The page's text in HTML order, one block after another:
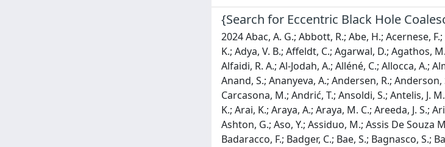
{Search for Eccentric Black Hole
2024 Abac, A. G.; Abbott, R.; Abe, H.; Acernese, F.; Ackley, K.; Adamcewicz, C.; Adhicary, S.; Adhikari, N.; Adhikari, R. X.; Adkins, V. K.; Adya, V. B.; Affeldt, C.; Agarwal, D.; Agathos, M.; Aguiar, O. D.; Aguilar, I.; Aiello, L.; Ain, A.; Ajith, P.; Akutsu, T.; Albanesi, S.; Alfaidi, R. A.; Al-Jodah, A.; Alléné, C.; Allocca, A.; Almualla, M.; Altin, P. A.; Álvarez-López, S.; Amato, A.; Amez-Droz, L.; Amorosi, A.; Anand, S.; Ananyeva, A.; Andersen, R.; Anderson, S. B.; Anderson, W. G.; Andia, M.; Ando, M.; Andrade, T.; Andres, N.; Andrés-Carcasona, M.; Andrić, T.; Ansoldi, S.; Antelis, J. M.; Antier, S.; Aoumi, M.; Apostolatos, T.; Appavuravther, E. Z.; Appert, S.; Apple, S. K.; Arai, K.; Araya, A.; Araya, M. C.; Areeda, J. S.; Aritomi, N.; Armato, F.; Arnaud, N.; Arogeti, M.; Aronson, S. M.; Arun, K. G.; Ashton, G.; Aso, Y.; Assiduo, M.; Assis De Souza Melo, S.; Aston, S. M.; Astone, P.; Aubin, F.; Aultoneal, K.; Babak, S.; Badalyan, A.; Badaracco, F.; Badger, C.; Bae, S.; Bagnasco, S.; Bai, Y.; Baier, J. G.; Bajpai, R.; Baka, T.; Ball, M.; Ballardin, G.; Ballmer, S. W.; Baltus, G.; Banagiri, S.; Banerjee, B.; Bankar, D.; Baral, P.; Barayoga, J. C.; Barber, J.; Barish, B. C.; Barker, D.; Barneo, P.; Barone, F.; Barr, B.; Barsotti, L.; Barsuglia, M.; Barta, D.; Barthelmy, S. D.; Barton, M. A.; Bartos, I.; Basak, S.; Basalaev, A.; Bassiri, R.; Basti, A.; Bawaj, M.; Baxi, P.; Bayley, J. C.; Baylor, A. C.; Bazzan, M.; Bécsy, B.; Bedakihale, V. M.; Beirnaert, F.; Bejger, M.; Bell, A. S.; Benedetto, V.; Beniwal, D.; Benoit, W.; Bentley, J. D.; Ben Yaala, M.; Bera, S.; Berbel, M.; Bergamin, F.; Berger, B. K.; Bernuzzi, S.; Beroiz, M.; Berry, C. P. L.; Bersanetti, D.; Bertolini, A.; Betzwieser, J.; Beveridge, D.; Bevins, N.; Bhandare, R.; Bhandari, A. V.; Bhardwaj, U.; Bhatt, R.; Bhattacharjee, D.; Bhaumik, S.; Bianchi, A.; Bilenko, I. A.; Bilicki, M.; Billingsley, G.; Binetti, A.; Bini, S.; Birnholtz, O.; Biscans, S.; Bischi, M.; Biscoveanu, S.; Bisht, A.; Bitossi, M.; Bizouard, M. -A.; Blackburn, J. K.; Blair, C. D.; Blair, D. G.; Bobba, F.; Bode, N.; Boër, M.; Bogaert, G.; Boileau, G.; Boldrini, M.; Bolingbroke, G. N.; Bonavena, L. D.; Bondarescu, R.; Bondu, F.; Bonilla, E.; Bonilla, G. S.; Bonnand, R.; Booker, P.; Boschi, V.; Bose, S.; Bossilkov, V.; Boudart, V.; Bozzi, A.; Bradaschia, C.; Brady, P. R.; Braglia, M.; Branch, A.; Branchesi, M.; Breschi, M.; Briant, T.; Brillet, A.; Brinkmann, M.; Brockill, P.; Brooks, A. F.; Brown, D. D.; Brozzetti, M. L.; Brunett, S.; Bruno, G.; Bruntz, R.; Bryant, J.; Bucci, F.; Buchanan, J.; Bulashenko, O.; Bulik, T.; Bulten, H. J.; Buonanno, A.; Burtnyk, K.; Buscicchio, R.; Buskulic, D.; Buy, C.; Cabourn Davies, G. S.; Cabras, G.; Cabrita, R.; Cadonati, L.; Cagnoli, G.; Cahillane, C.; Cain, H. W.; Calderón Bustillo, J.; Callaghan, J. D.; Callister, T. A.; Calloni, E.; Camp, J. B.; Canepa, M.; Caneva Santoro, G.; Cannavacciuolo, M.; Cannon, K. C.; Cao, H.; Cao, Z.; Capistran, L. A.; Capocasa, E.; Capote, E.; Carapella, G.; Carbognani, F.; Carlassara, M.; Carlin, J. B.; Carpinelli, M.; Carter, J. J.; Carullo, G.; Casanueva Diaz, J.; Casentini, C.; Castaldi, G.; Castro-Lucas, S. Y.; Caudill, S.; Cavaglià, M.; Cavalieri, R.; Cella, G.; Cerdá-Durán, P.; Cesarini, E.; Chaibi, W.; Chalathadka-Subrahmanya, S.; Chan, C.; Chan, J. C. L.; Chan, K. H. M.; Chan, M.; Chan, W. L.; Chandra, K.; Chang, I. P.; Chang, R. -J.; Chang, W.; Chanial, P.; Chao, S.; Chapman-Bird, C.; Charlton, E. L.; Charlton, P.; Chassande-Mottin, E.; Chastain, L.; Chatterjee, C.; Chatterjee, Debarati; Chatterjee, Deep; Chaturvedi, M.; Chaty, S.; Chatziioannou, K.; Chen, A.; Chen, A. H. -Y.; Chen, D.; Chen, H.; Chen, H. Y.; Chen, J.; Chen, K. H.; Chen, X.; Chen, Y. -R.; Chen, Y.; Cheng, H.; Chessa, P.; Chia, H. Y.; Chiadini, F.;